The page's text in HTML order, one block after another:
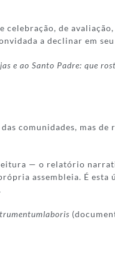
de
a declinar em
e ao Santo Padre: que
comunidades, mas
— o relatório
assembleia. É